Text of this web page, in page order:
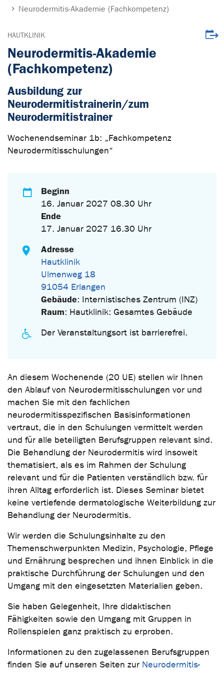
Neurodermitis-Akademie (Fachkompetenz)
HAUTKLINIK
Neurodermitis-Akademie
(Fachkompetenz)
Ausbildung zur
Neurodermitistrainerin/zum
Neurodermitistrainer
Wochenendseminar 1b: „Fachkompetenz
Neurodermitisschulungen“
Beginn
16. Januar 2027 08.30 Uhr
Ende
17. Januar 2027 16.30 Uhr
Adresse
Hautklinik
Ulmenweg 18
91054 Erlangen
Gebäude: Internistisches Zentrum (INZ)
Raum: Hautklinik: Gesamtes Gebäude
Der Veranstaltungsort ist barrierefrei.
An diesem Wochenende (20 UE) stellen wir Ihnen
den Ablauf von Neurodermitisschulungen vor und
machen Sie mit den fachlichen
neurodermitisspezifischen Basisinformationen
vertraut, die in den Schulungen vermittelt werden
und für alle beteiligten Berufsgruppen relevant sind.
Die Behandlung der Neurodermitis wird insoweit
thematisiert, als es im Rahmen der Schulung
relevant und für die Patienten verständlich bzw. für
ihren Alltag erforderlich ist. Dieses Seminar bietet
keine vertiefende dermatologische Weiterbildung zur
Behandlung der Neurodermitis.
Wir werden die Schulungsinhalte zu den
Themenschwerpunkten Medizin, Psychologie, Pflege
und Ernährung besprechen und ihnen Einblick in die
praktische Durchführung der Schulungen und den
Umgang mit den eingesetzten Materialien geben.
Sie haben Gelegenheit, Ihre didaktischen
Fähigkeiten sowie den Umgang mit Gruppen in
Rollenspielen ganz praktisch zu erproben.
Informationen zu den zugelassenen Berufsgruppen
finden Sie auf unseren Seiten zur Neurodermitis-